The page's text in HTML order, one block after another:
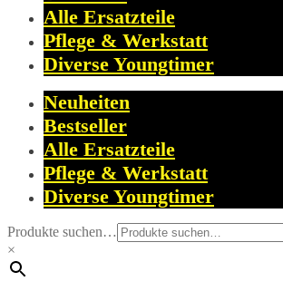
Alle Ersatzteile
Pflege & Werkstatt
Diverse Youngtimer
Neuheiten
Bestseller
Alle Ersatzteile
Pflege & Werkstatt
Diverse Youngtimer
Produkte suchen…
×